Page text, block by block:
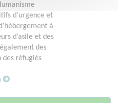
d’urgence et
à
d’asile et des
des
des réfugiés